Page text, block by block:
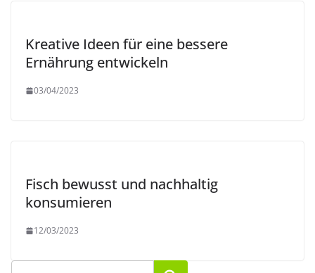
Kreative Ideen für eine bessere
Ernährung entwickeln
03/04/2023
Fisch bewusst und nachhaltig
konsumieren
12/03/2023